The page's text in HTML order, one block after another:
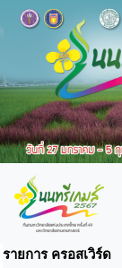
รายการ ครอสเวิร์ด